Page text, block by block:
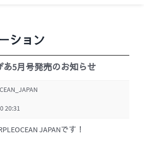
ション
あ5月号発売のお知らせ
20:31
JAPANです！